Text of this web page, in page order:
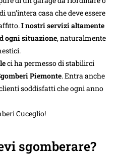
casa che deve essere
I nostri servizi altamente
ogni situazione, naturalmente
ci ha permesso di stabilirci
Piemonte. Entra anche
soddisfatti che ogni anno
Cuceglio!
sgomberare?